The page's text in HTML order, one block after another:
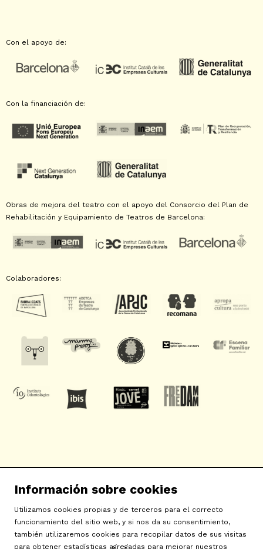
Con el apoyo de:
Con la financiación de:
Obras de mejora del teatro con el apoyo del Consorcio del Plan de
Rehabilitación y Equipamiento de Teatros de Barcelona:
Colaboradores:
c/ Neopàtria, 54
08030 Barcelona
info@sat-teatre.cat | 933457930
Información sobre cookies
Utilizamos cookies propias y de terceros para el correcto
funcionamiento del sitio web, y si nos da su consentimiento,
también utilizaremos cookies para recopilar datos de sus visitas
para obtener estadísticas agregadas para mejorar nuestros